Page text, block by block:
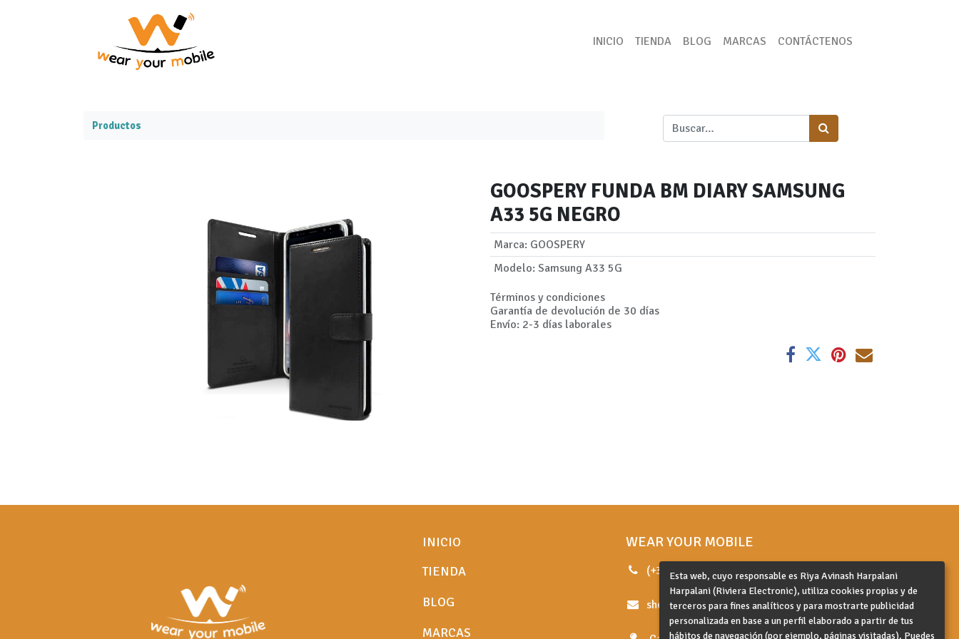
INICIO TIENDA BLOG MARCAS CONTÁCTENOS
Productos
GOOSPERY FUNDA BM DIARY SAMSUNG
A33 5G NEGRO
Marca: GOOSPERY
Modelo: Samsung A33 5G
Términos y condiciones
Garantía de devolución de 30 días
Envío: 2-3 días laborales
INICIO
TIENDA
BLOG
MARCAS​
WEAR YOUR MOBILE
(+34) 680 268 943
shop@wearyourmobile.com
Esta web, cuyo responsable es Riya Avinash Harpalani
Harpalani (Riviera Electronic), utiliza cookies propias y de
terceros para fines analíticos y para mostrarte publicidad
personalizada en base a un perfil elaborado a partir de tus
hábitos de navegación (por ejemplo, páginas visitadas). Puedes